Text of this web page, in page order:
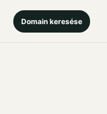
Domain keresése